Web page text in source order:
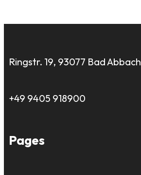
Ringstr. 19, 93077 Bad Abbach
+49 9405 918900
Pages